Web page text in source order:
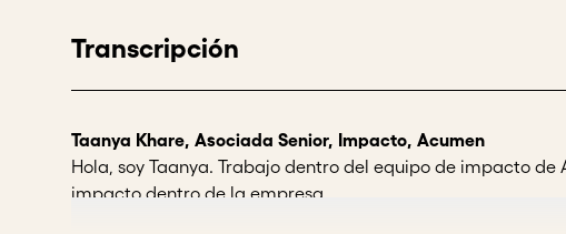
Transcripción
Taanya Khare, Asociada Senior, Impacto, Acumen
Hola, soy Taanya. Trabajo dentro del equipo de impacto
impacto dentro de la empresa.